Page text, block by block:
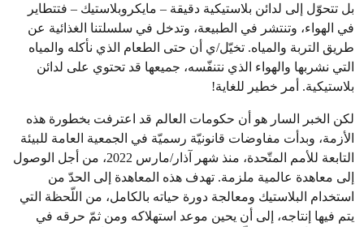
بل تتحوّل إلى لدائن بلاستيكية دقيقة – مايكروبلاستيك – فتتطاير
في الهواء، وتنتشر في الطبيعة، وتدخل في سلسلتنا الغذائية عن
طريق التربة والمياه. تخيّل/ي أن حتى الطعام الذي نأكله والمياه
التي نشربها والهواء الذي نتنفّسه، جميعها قد تحتوي على لدائن
بلاستيكية. أمر خطير للغاية!
لكن الخبر السار هو أن حكومات العالم قد اعترفت بخطورة هذه
الأزمة، وبدأت مفاوضات قانونيّة رسميّة في الجمعية العامة للبيئة
التابعة للأمم المتّحدة، منذ شهر آذار/مارس 2022، من أجل الوصول
إلى معاهدة عالمية ملزمة. تهدف هذه المعاهدة إلى الحدّ من
استخدام البلاستيك ومعالجة دورة حياته بالكامل، من اللّحظة التي
يتم فيها إنتاجه، إلى أن يحين موعد استهلاكه ومن ثمّ حرقه في